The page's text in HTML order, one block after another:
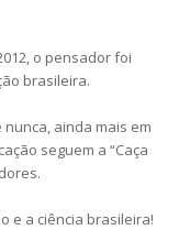
o pensador foi
brasileira.
ainda mais em
seguem a “Caça
e a ciência brasileira!